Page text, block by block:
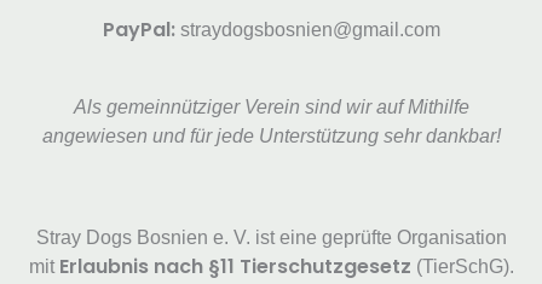
PayPal:straydogsbosnien@gmail.com
Als gemeinnütziger Verein sind wir auf Mithilfe
angewiesen und für jede Unterstützung sehr dankbar!
Stray Dogs Bosnien e. V. ist eine geprüfte Organisation
mit Erlaubnis nach §11 Tierschutzgesetz (TierSchG).